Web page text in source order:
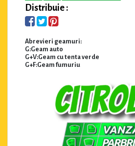
Distribuie :
Abrevieri geamuri:
G:Geam auto
G+V:Geam cu tenta verde
G+F:Geam fumuriu